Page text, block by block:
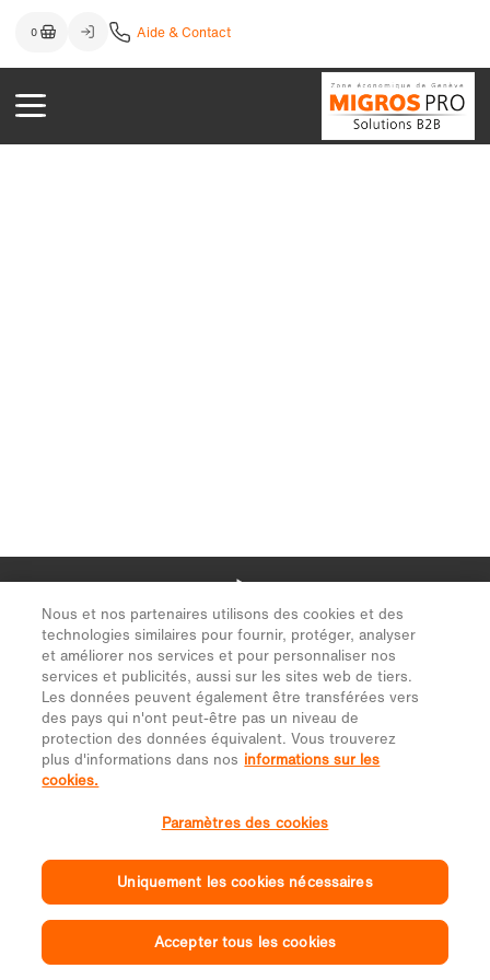
Nous et nos partenaires utilisons des cookies et des
technologies similaires pour fournir, protéger, analyser
et améliorer nos services et pour personnaliser nos
services et publicités, aussi sur les sites web de tiers.
Les données peuvent également être transférées vers
des pays qui n'ont peut-être pas un niveau de
protection des données équivalent. Vous trouverez
plus d'informations dans nos informations sur les
cookies.
Paramètres des cookies
Uniquement les cookies nécessaires
Accepter tous les cookies